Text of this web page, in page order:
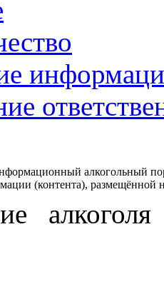
алкогольный
(контента), размещённой